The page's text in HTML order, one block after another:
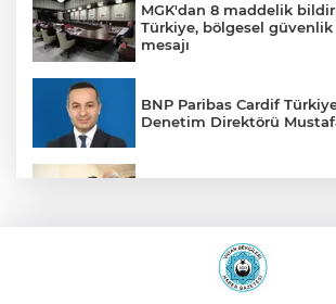
MGK'dan 8 maddelik
Türkiye, bölgesel güvenlik
mesajı
BNP Paribas Cardif
Denetim Direktörü
Sakarya’da ücretsiz
kavuşacaklar